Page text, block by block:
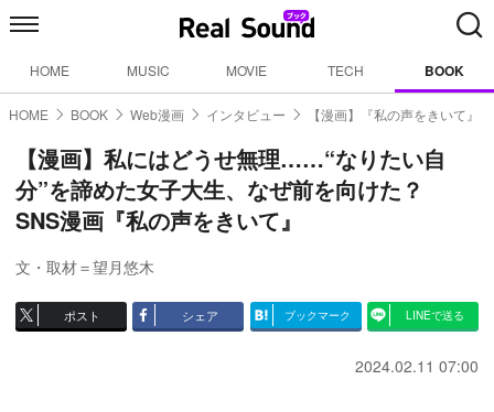
HOME MUSIC MOVIE TECH BOOK
HOME BOOK Web漫画 インタビュー 【漫画】『私の声をきいて』
【漫画】私にはどうせ無理……“なりたい自
分”を諦めた女子大生、なぜ前を向けた？
SNS漫画『私の声をきいて』
文・取材＝望月悠木
ポスト シェア ブックマーク LINEで送る
2024.02.11 07:00